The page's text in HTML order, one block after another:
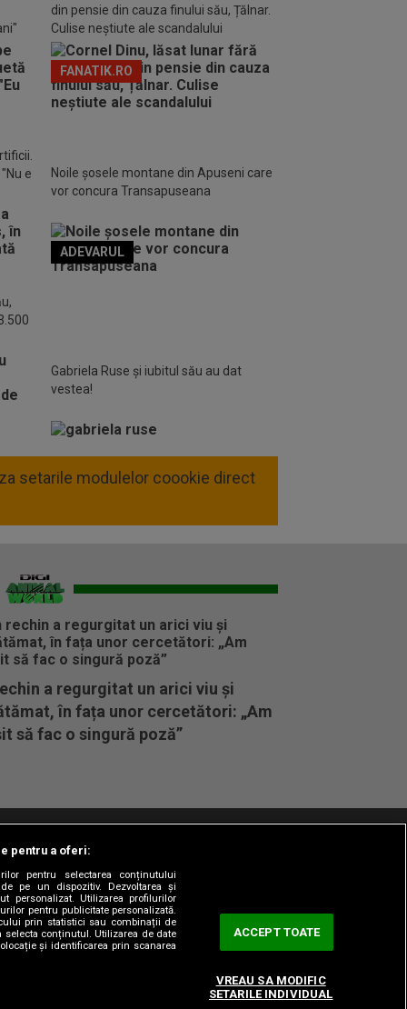
din pensie din cauza finului său, Țălnar.
Culise neștiute ale scandalului
FANATIK.RO
e
Noile șosele montane din Apuseni care
vor concura Transapuseana
ADEVARUL
Gabriela Ruse și iubitul său au dat
vestea!
setarile modulelor coookie direct
a regurgitat un arici viu și
în fața unor cercetători: „Am
să fac o singură poză”
Info Codul etic
pentru a oferi:
pentru selectarea conținutului
pe un dispozitiv. Dezvoltarea și
personalizat. Utilizarea profilurilor
pentru publicitate personalizată.
prin statistici sau combinații de
conținutul. Utilizarea de date
și identificarea prin scanarea
ACCEPT TOATE
VREAU SA MODIFIC
SETARILE INDIVIDUAL